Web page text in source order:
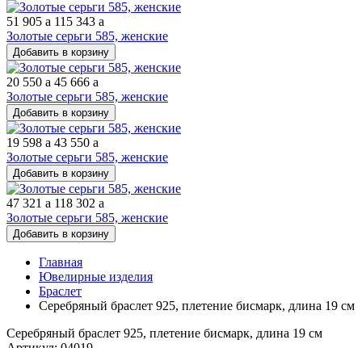
51 905 a 115 343 a
Золотые серьги 585, женские
Добавить в корзину
20 550 a 45 666 a
Золотые серьги 585, женские
Добавить в корзину
19 598 a 43 550 a
Золотые серьги 585, женские
Добавить в корзину
47 321 a 118 302 a
Золотые серьги 585, женские
Добавить в корзину
Главная
Ювелирные изделия
Браслет
Серебряный браслет 925, плетение бисмарк, длина 19 см
Серебряный браслет 925, плетение бисмарк, длина 19 см